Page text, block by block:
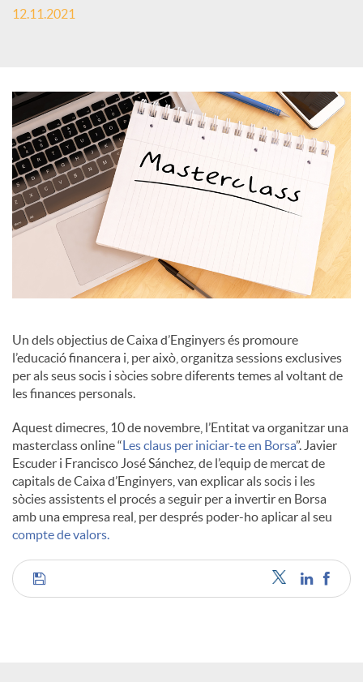
s
S
o
c
i
a
l
s
12.11.2021
Un dels objectius de Caixa d’Enginyers és promoure
l’educació financera i, per això, organitza sessions exclusives
per als seus socis i sòcies sobre diferents temes al voltant de
les finances personals.
Aquest dimecres, 10 de novembre, l’Entitat va organitzar una
masterclass online “Les claus per iniciar-te en Borsa”. Javier
Escuder i Francisco José Sánchez, de l’equip de mercat de
capitals de Caixa d’Enginyers, van explicar als socis i les
sòcies assistents el procés a seguir per a invertir en Borsa
amb una empresa real, per després poder-ho aplicar al seu
compte de valors.
C